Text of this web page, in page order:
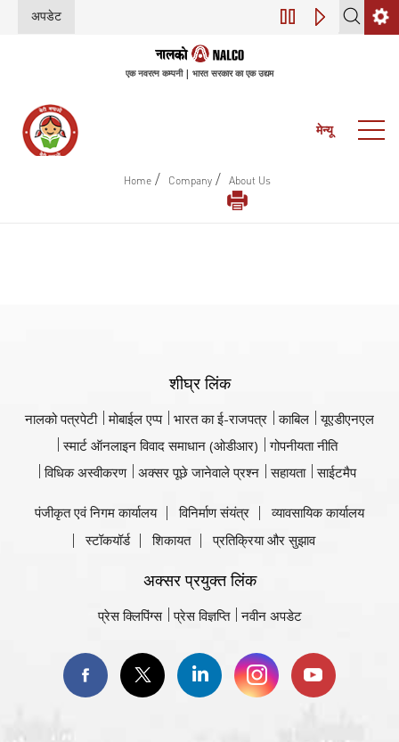
अपडेट डिजिटल परिवर्तन
एक नवरत्न कम्पनी | भारत सरकार का एक उद्यम
मेन्यू
Home / Company / About Us
शीघ्र लिंक
नालको पत्रपेटी मोबाईल एप्प भारत का ई-राजपत्र काबिल
यूएडीएनएल
स्मार्ट ऑनलाइन विवाद समाधान (ओडीआर)
गोपनीयता नीति
विधिक अस्वीकरण
अक्सर पूछे जानेवाले प्रश्न सहायता साईटमैप
पंजीकृत एवं निगम कार्यालय विनिर्माण संयंत्र
व्यावसायिक कार्यालय
स्टॉकयॉर्ड
शिकायत प्रतिक्रिया और सुझाव
अक्सर प्रयुक्त लिंक
प्रेस क्लिपिंग्स प्रेस विज्ञप्ति नवीन अपडेट